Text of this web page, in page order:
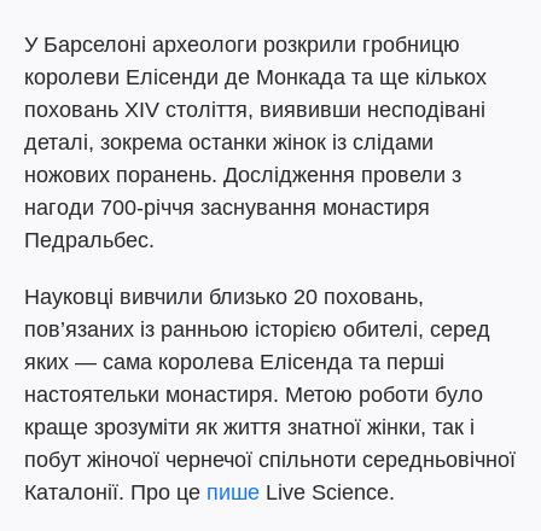
У Барселоні археологи розкрили гробницю
королеви Елісенди де Монкада та ще кількох
поховань XIV століття, виявивши несподівані
деталі, зокрема останки жінок із слідами
ножових поранень. Дослідження провели з
нагоди 700-річчя заснування монастиря
Педральбес.
Науковці вивчили близько 20 поховань,
пов’язаних із ранньою історією обителі, серед
яких — сама королева Елісенда та перші
настоятельки монастиря. Метою роботи було
краще зрозуміти як життя знатної жінки, так і
побут жіночої чернечої спільноти середньовічної
Каталонії. Про це пише Live Science.